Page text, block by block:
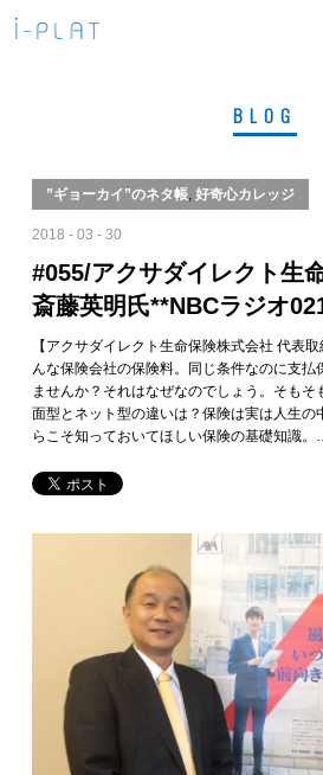
BLOG
”ギョーカイ”のネタ帳, 好奇心カレッジ
2018 - 03 - 30
#055/アクサダイレクト生
斎藤英明氏**NBCラジオ
【アクサダイレクト生命保険株式会社 代表
んな保険会社の保険料。同じ条件なのに支払
ませんか？それはなぜなのでしょう。そも
面型とネット型の違いは？保険は実は人生の
らこそ知っておいてほしい保険の基礎知識